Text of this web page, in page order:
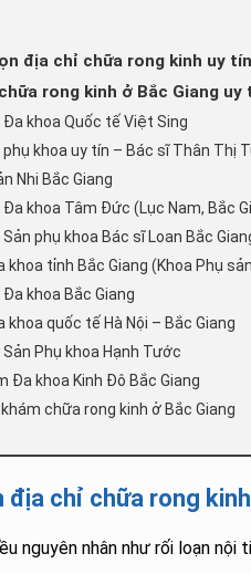
địa chỉ chữa rong kinh uy
rong kinh ở Bắc Giang uy
Đa khoa Quốc tế Việt Sing
phụ khoa uy tín – Bác sĩ Thân Thị
Nhi Bắc Giang
Đa khoa Tâm Đức (Lục Nam, Bắc
phụ khoa Bác sĩ Loan Bắc
khoa tỉnh Bắc Giang (Khoa Phụ
khoa Bắc Giang
khoa quốc tế Hà Nội – Bắc Giang
Phụ khoa Hạnh Tước
Đa khoa Kinh Đô Bắc Giang
chữa rong kinh ở Bắc Giang
địa chỉ chữa rong
nguyên nhân như rối loạn